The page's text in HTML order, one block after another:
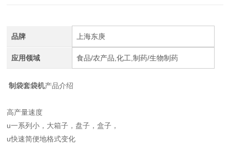
品牌 上海东庚
应用领域 食品/农产品,化工,制药/生物制药
制袋套袋机产品介绍
高产量速度
u一系列小，大箱子，盘子，盒子，
u快速简便地格式变化